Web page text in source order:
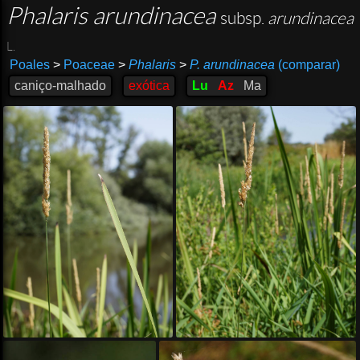
Phalaris arundinacea subsp. arundinacea
Poales >Poaceae > Phalaris > P. arundinacea (comparar)
caniço-malhado
exótica Lu Az Ma